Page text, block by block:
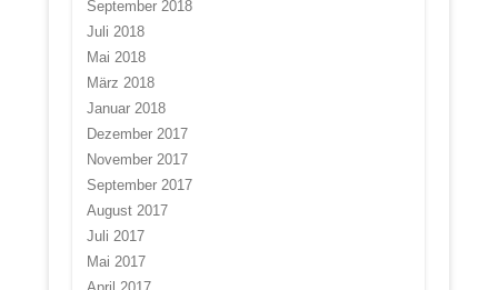
September 2018
Juli 2018
Mai 2018
März 2018
Januar 2018
Dezember 2017
November 2017
September 2017
August 2017
Juli 2017
Mai 2017
April 2017